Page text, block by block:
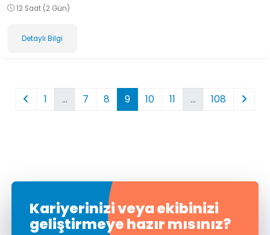
12 Saat (2 Gün)
Detaylı Bilgi
1 … 7 8 9 10 11 … 108
Kariyerinizi veya ekibinizi
geliştirmeye hazır mısınız?